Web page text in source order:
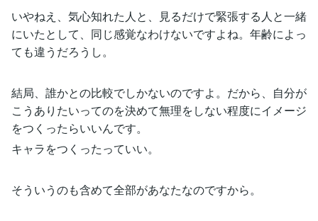
いやねえ、気心知れた人と、見るだけで緊張する人と一緒
にいたとして、同じ感覚なわけないですよね。年齢によっ
ても違うだろうし。
結局、誰かとの比較でしかないのですよ。だから、自分が
こうありたいってのを決めて無理をしない程度にイメージ
をつくったらいいんです。
キャラをつくったっていい。
そういうのも含めて全部があなたなのですから。